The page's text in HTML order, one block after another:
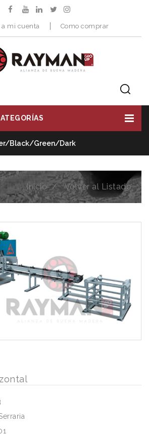
a mi cuenta Como comprar
-Herramientas de Corte
Inicio Volver al Listado